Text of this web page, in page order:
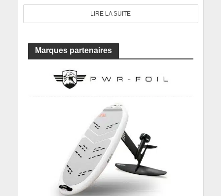
LIRE LA SUITE
Marques partenaires